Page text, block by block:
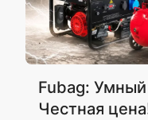
Fubag:
Честная